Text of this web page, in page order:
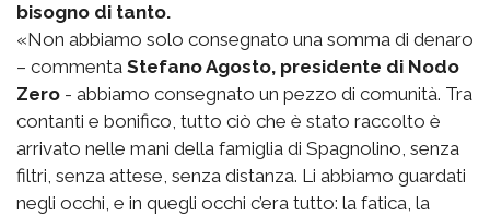
bisogno di tanto.
«Non abbiamo solo consegnato una somma di denaro
– commenta Stefano Agosto, presidente di Nodo
Zero - abbiamo consegnato un pezzo di comunità. Tra
contanti e bonifico, tutto ciò che è stato raccolto è
arrivato nelle mani della famiglia di Spagnolino, senza
filtri, senza attese, senza distanza. Li abbiamo guardati
negli occhi, e in quegli occhi c’era tutto: la fatica, la